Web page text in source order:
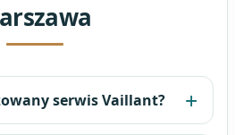
serwis Vaillant?